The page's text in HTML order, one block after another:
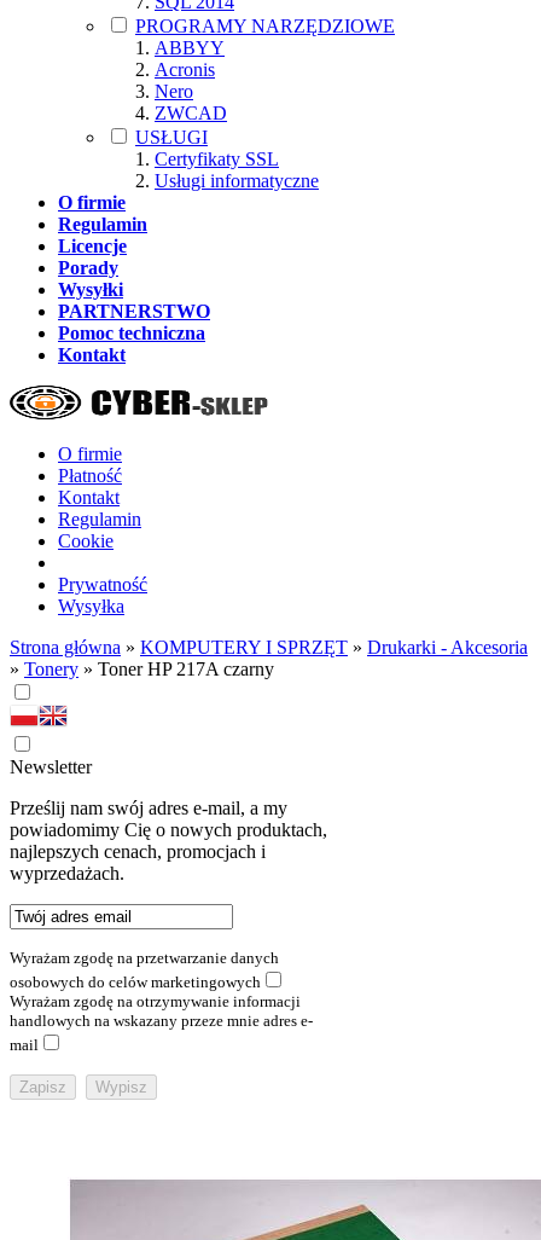
PROGRAMY NARZĘDZIOWE
ABBYY
Acronis
Nero
ZWCAD
USŁUGI
Certyfikaty SSL
Usługi informatyczne
O firmie
Regulamin
Licencje
Porady
Wysyłki
PARTNERSTWO
Pomoc techniczna
Kontakt
O firmie
Płatność
Kontakt
Regulamin
Cookie
Prywatność
Wysyłka
Strona główna » KOMPUTERY I SPRZĘT » Drukarki - Akcesoria
» Tonery » Toner HP 217A czarny
Newsletter
Prześlij nam swój adres e-mail, a my
powiadomimy Cię o nowych produktach,
najlepszych cenach, promocjach i
wyprzedażach.
Wyrażam zgodę na przetwarzanie danych
osobowych do celów marketingowych
Wyrażam zgodę na otrzymywanie informacji
handlowych na wskazany przeze mnie adres e-
mail